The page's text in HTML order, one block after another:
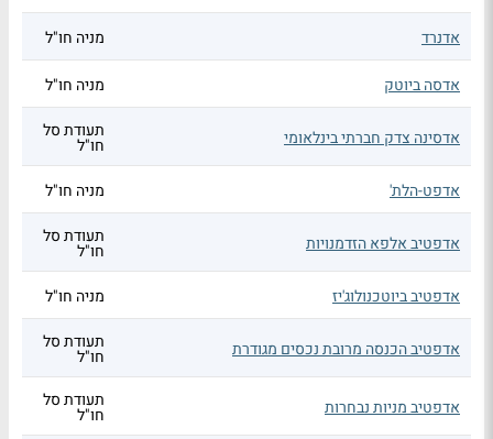
אדנרד מניה חו"ל
אדסה ביוטק מניה חו"ל
אדסינה צדק חברתי בינלאומי תעודת סל
חו"ל
אדפט-הלת'
מניה חו"ל
אדפטיב אלפא הזדמנויות תעודת סל
חו"ל
אדפטיב ביוטכנולוג'יז
מניה חו"ל
אדפטיב הכנסה מרובת נכסים מגודרת תעודת סל
חו"ל
אדפטיב מניות נבחרות תעודת סל
חו"ל